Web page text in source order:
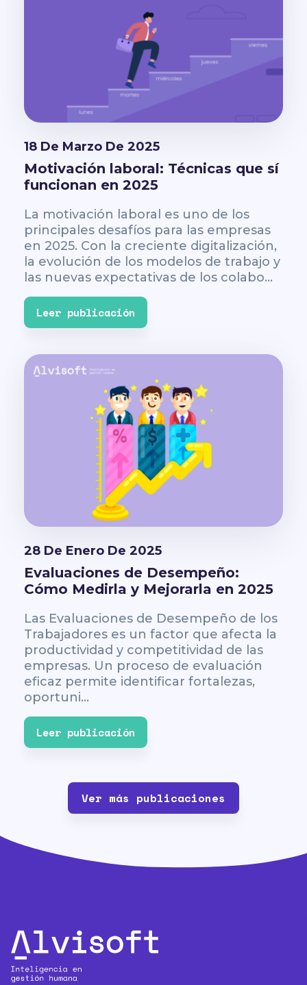
18 De Marzo De 2025
Motivación laboral: Técnicas que sí
funcionan en 2025
La motivación laboral es uno de los
principales desafíos para las empresas
en 2025. Con la creciente digitalización,
la evolución de los modelos de trabajo y
las nuevas expectativas de los colabo...
Leer publicación
28 De Enero De 2025
Evaluaciones de Desempeño:
Cómo Medirla y Mejorarla en 2025
Las Evaluaciones de Desempeño de los
Trabajadores es un factor que afecta la
productividad y competitividad de las
empresas. Un proceso de evaluación
eficaz permite identificar fortalezas,
oportuni...
Leer publicación
Ver más publicaciones